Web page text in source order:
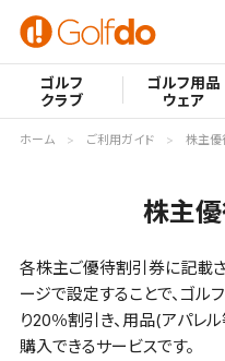
ゴルフ
クラブ
ゴルフ用品
ウェア
ホーム ご利用ガイド 株主優
株主
各株主ご優待割引券に記載
ージで設定することで、ゴル
り20％割引き、用品(アパレ
購入できるサービスです。